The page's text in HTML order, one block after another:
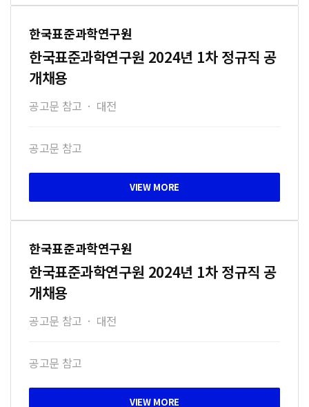
한국표준과학연구원
한국표준과학연구원 2024년 1차 정규직 공
개채용
공고문 참고 · 대전
공고문 참고
한국표준과학연구원
한국표준과학연구원 2024년 1차 정규직 공
개채용
공고문 참고 · 대전
공고문 참고